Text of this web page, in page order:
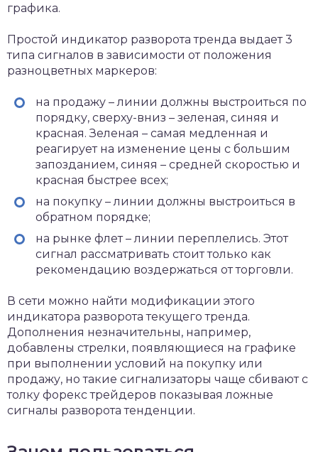
графика.
Простой индикатор разворота тренда выдает 3
типа сигналов в зависимости от положения
разноцветных маркеров:
на продажу – линии должны выстроиться по
порядку, сверху-вниз – зеленая, синяя и
красная. Зеленая – самая медленная и
реагирует на изменение цены с большим
запозданием, синяя – средней скоростью и
красная быстрее всех;
на покупку – линии должны выстроиться в
обратном порядке;
на рынке флет – линии переплелись. Этот
сигнал рассматривать стоит только как
рекомендацию воздержаться от торговли.
В сети можно найти модификации этого
индикатора разворота текущего тренда.
Дополнения незначительны, например,
добавлены стрелки, появляющиеся на графике
при выполнении условий на покупку или
продажу, но такие сигнализаторы чаще сбивают с
толку форекс трейдеров показывая ложные
сигналы разворота тенденции.